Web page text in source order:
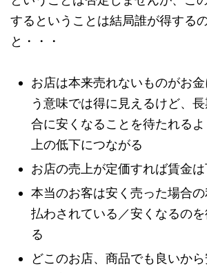
するということは結局誰が得する
と・・・
お店は本来売れないものがお
う意味では得に見えるけど、
合に安くなることを待たれる
上の低下につながる
お店の売上が定価すれば賃金
本当のお客は安く売った場合の
払わされている／安くなるの
る
どこのお店、商品でも良いか